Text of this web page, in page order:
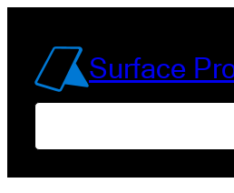
содержимомуSurface